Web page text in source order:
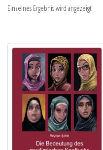
Einzelnes Ergebnis wird angezeigt